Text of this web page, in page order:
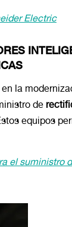
Electric
en la
de
equipos
el suministro